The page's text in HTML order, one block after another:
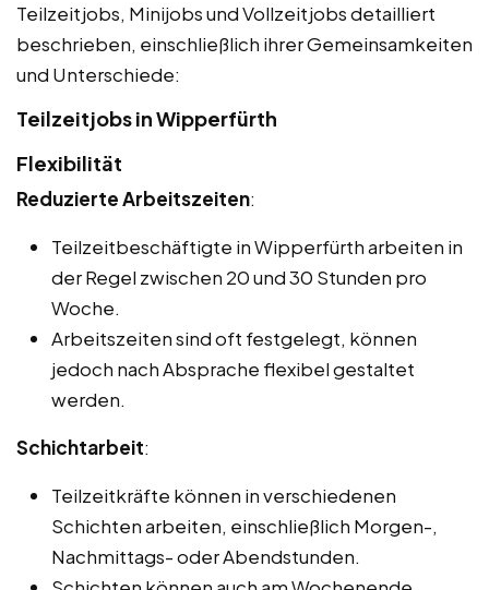
Teilzeitjobs, Minijobs und Vollzeitjobs detailliert
beschrieben, einschließlich ihrer Gemeinsamkeiten
und Unterschiede:
Teilzeitjobs in Wipperfürth
Flexibilität
Reduzierte Arbeitszeiten:
Teilzeitbeschäftigte in Wipperfürth arbeiten in
der Regel zwischen 20 und 30 Stunden pro
Woche.
Arbeitszeiten sind oft festgelegt, können
jedoch nach Absprache flexibel gestaltet
werden.
Schichtarbeit:
Teilzeitkräfte können in verschiedenen
Schichten arbeiten, einschließlich Morgen-,
Nachmittags- oder Abendstunden.